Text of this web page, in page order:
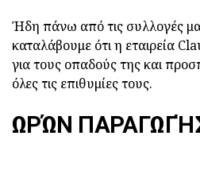
Ήδη πάνω από τις συλλογές
καταλάβουμε ότι η εταιρεία
για τους οπαδούς της και
όλες τις επιθυμίες τους.
ΩΡΏΝ